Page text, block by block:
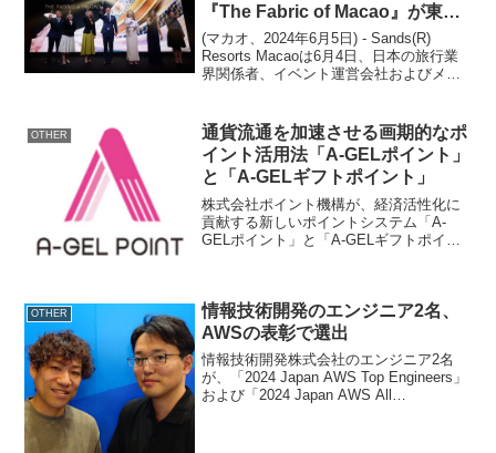
『The Fabric of Macao』が東京
で開催
(マカオ、2024年6月5日) - Sands(R)
Resorts Macaoは6月4日、日本の旅行業
界関係者、イベント運営会社およびメデ
演を開催し...
OTHER
通貨流通を加速させる画期的なポ
イント活用法「A-GELポイント」
と「A-GELギフトポイント」
株式会社ポイント機構が、経済活性化に
貢献する新しいポイントシステム「A-
GELポイント」と「A-GELギフトポイン
名：竹内 祐樹本社所...
OTHER
情報技術開発のエンジニア2名、
AWSの表彰で選出
情報技術開発株式会社のエンジニア2名
が、「2024 Japan AWS Top Engineers」
および「2024 Japan AWS All